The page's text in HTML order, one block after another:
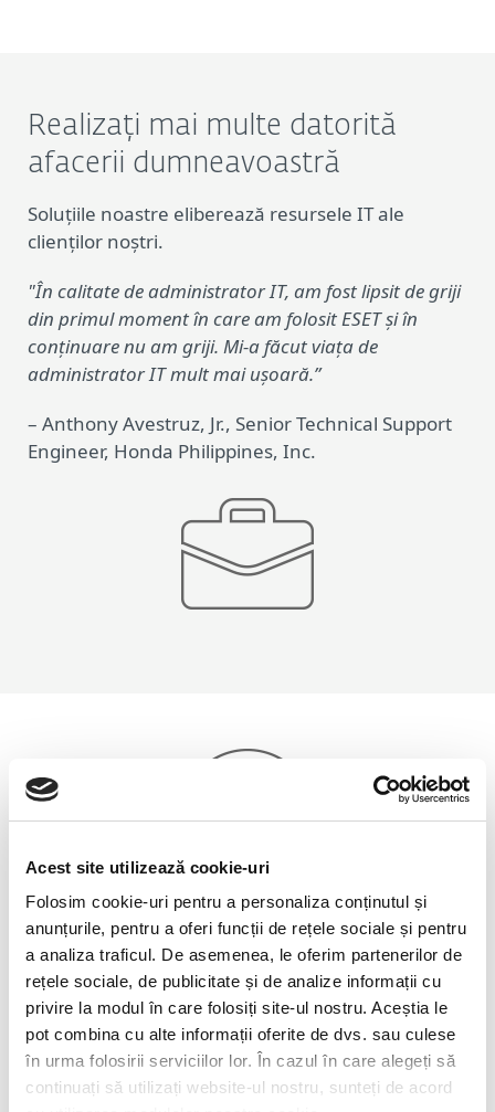
Acest site utilizează cookie-uri
Folosim cookie-uri pentru a personaliza conținutul și
anunțurile, pentru a oferi funcții de rețele sociale și pentru
a analiza traficul. De asemenea, le oferim partenerilor de
rețele sociale, de publicitate și de analize informații cu
privire la modul în care folosiți site-ul nostru. Aceștia le
pot combina cu alte informații oferite de dvs. sau culese
în urma folosirii serviciilor lor. În cazul în care alegeți să
continuați să utilizați website-ul nostru, sunteți de acord
Realizați mai multe datorită
afacerii dumneavoastră
Soluțiile noastre eliberează resursele IT ale
clienților noștri.
"În calitate de administrator IT, am fost lipsit de griji
din primul moment în care am folosit ESET și în
conținuare nu am griji. Mi-a făcut viața de
administrator IT mult mai ușoară.”
– Anthony Avestruz, Jr., Senior Technical Support
Engineer, Honda Philippines, Inc.
Alături de dumneavoastră în
toată lumea
ESET este localizat în Bratislava, Slovacia și are
birouri regionale în America de Nord, America de
Sud, Europa și Asia, având echipe de vânzări în
peste 202 de țări și teritorii în toată lumea.